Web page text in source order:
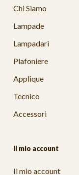
Chi Siamo
Lampade
Lampadari
Plafoniere
Applique
Tecnico
Accessori
Il mio account
Il mio account